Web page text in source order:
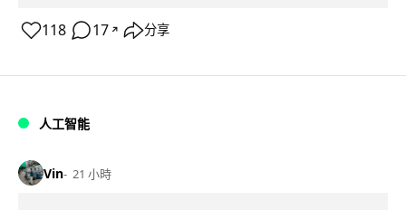
118 17 ↗ 分享
人工智能
Vin 21 小時